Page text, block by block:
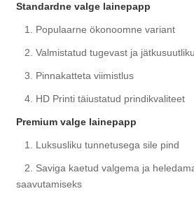
Standardne valge lainepapp
1. Populaarne ökonoomne variant
2. Valmistatud tugevast ja
3. Pinnakatteta viimistlus
4. HD Printi täiustatud prindikvaliteet
Premium valge lainepapp
1. Luksusliku tunnetusega sile pind
2. Saviga kaetud valgema ja
saavutamiseks